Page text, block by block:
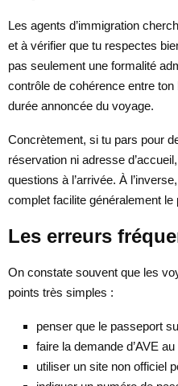
Les agents d’immigration
et à vérifier que tu respectes
pas seulement une formalité
contrôle de cohérence entre
durée annoncée du voyage.
Concrètement, si tu pars pour
réservation ni adresse
questions à l’arrivée. À
complet facilite généralement le
Les erreurs
On constate souvent que les
points très simples :
penser que le passeport
faire la demande d’AVE
utiliser un site non officiel